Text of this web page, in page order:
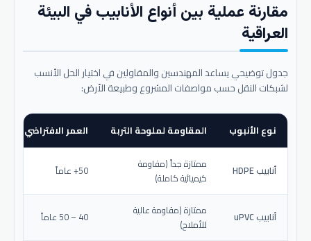
مقارنة عملية بين أنواع الأنابيب في البيئة
العراقية
جدول توضيحي يساعد المهندسين والمقاولين في اختيار الحل الأنسب
لشبكات النقل حسب مواصفات المشروع وطبيعة الأرض:
نوع الأنبوب المقاومة لملوحة التربة العمر الافتراضي
أنابيب HDPE
ممتازة جداً (مقاومة
كيميائية كاملة)
50+ عاماً
أنابيب uPVC
ممتازة (مقاومة عالية
للأملاح)
40 – 50 عاماً